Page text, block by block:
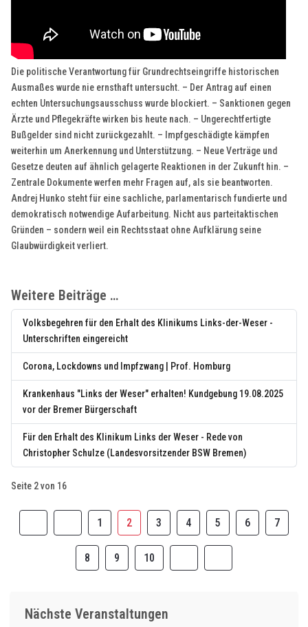
Die politische Verantwortung für Grundrechtseingriffe historischen
Ausmaßes wurde nie ernsthaft untersucht. – Der Antrag auf einen
echten Untersuchungsausschuss wurde blockiert. – Sanktionen gegen
Ärzte und Pflegekräfte wirken bis heute nach. – Ungerechtfertigte
Bußgelder sind nicht zurückgezahlt. – Impfgeschädigte kämpfen
weiterhin um Anerkennung und Unterstützung. – Neue Verträge und
Gesetze deuten auf ähnlich gelagerte Reaktionen in der Zukunft hin. –
Zentrale Dokumente werfen mehr Fragen auf, als sie beantworten.
Andrej Hunko steht für eine sachliche, parlamentarisch fundierte und
demokratisch notwendige Aufarbeitung. Nicht aus parteitaktischen
Gründen – sondern weil ein Rechtsstaat ohne Aufklärung seine
Glaubwürdigkeit verliert.
Weitere Beiträge …
Volksbegehren für den Erhalt des Klinikums Links-der-Weser -
Unterschriften eingereicht
Corona, Lockdowns und Impfzwang | Prof. Homburg
Krankenhaus "Links der Weser" erhalten! Kundgebung 19.08.2025
vor der Bremer Bürgerschaft
Für den Erhalt des Klinikum Links der Weser - Rede von
Christopher Schulze (Landesvorsitzender BSW Bremen)
Seite 2 von 16
1 2 3 4 5 6 7
8 9 10
Nächste Veranstaltungen